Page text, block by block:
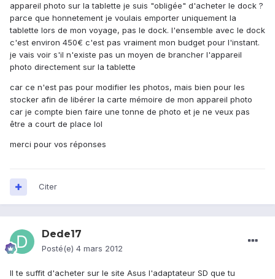
appareil photo sur la tablette je suis "obligée" d'acheter le dock ?
parce que honnetement je voulais emporter uniquement la
tablette lors de mon voyage, pas le dock. l'ensemble avec le dock
c'est environ 450€ c'est pas vraiment mon budget pour l'instant.
je vais voir s'il n'existe pas un moyen de brancher l'appareil
photo directement sur la tablette
car ce n'est pas pour modifier les photos, mais bien pour les
stocker afin de libérer la carte mémoire de mon appareil photo
car je compte bien faire une tonne de photo et je ne veux pas
être a court de place lol
merci pour vos réponses
Citer
Dede17
Posté(e) 4 mars 2012
Il te suffit d'acheter sur le site Asus l'adaptateur SD que tu